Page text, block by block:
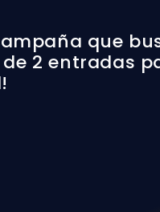
que
2 entradas